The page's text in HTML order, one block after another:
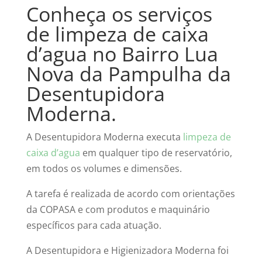
Conheça os serviços
de limpeza de caixa
d’agua no Bairro Lua
Nova da Pampulha da
Desentupidora
Moderna.
A Desentupidora Moderna executa limpeza de
caixa d’agua em qualquer tipo de reservatório,
em todos os volumes e dimensões.
A tarefa é realizada de acordo com orientações
da COPASA e com produtos e maquinário
específicos para cada atuação.
A Desentupidora e Higienizadora Moderna foi